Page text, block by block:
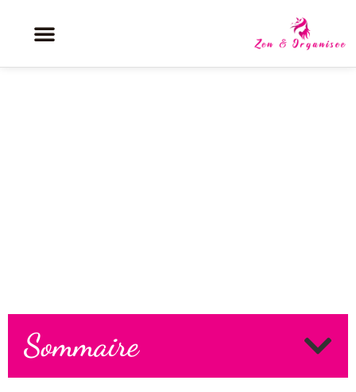
Sommaire